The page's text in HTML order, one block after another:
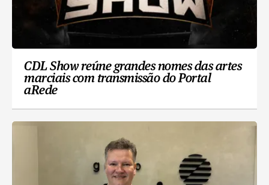
CDL Show reúne grandes nomes das artes
marciais com transmissão do Portal
aRede